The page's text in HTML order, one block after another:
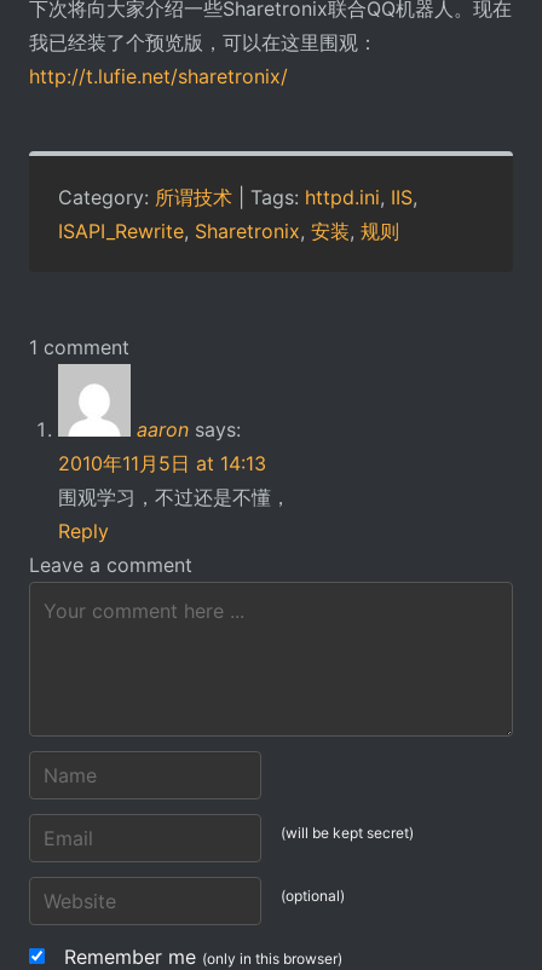
下次将向大家介绍一些Sharetronix联合QQ机器人。现在
我已经装了个预览版，可以在这里围观：
http://t.lufie.net/sharetronix/
Category: 所谓技术 | Tags: httpd.ini, IIS,
ISAPI_Rewrite, Sharetronix, 安装, 规则
1 comment
aaron says:
2010年11月5日 at 14:13
围观学习，不过还是不懂，
Reply
Leave a comment
(will be kept secret)
(optional)
Remember me (only in this browser)